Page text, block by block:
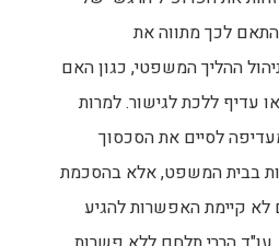
לכך מתווה את
ההליך המשפטי, כגון האם
עדיף ללכת לגישור. למרות
לסיים את הסכסוך
בבית המשפט, אלא בהסכמת
קיימת האפשרות להגיע